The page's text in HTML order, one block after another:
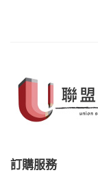
訂購服務